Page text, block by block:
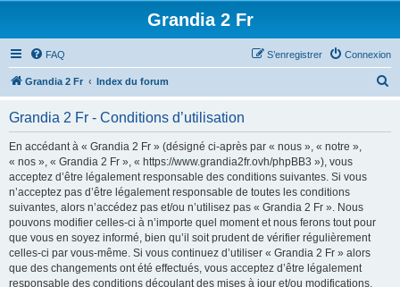
Grandia 2 Fr
FAQ Connexion
S’enregistrer
Grandia 2 Fr Index du forum
Grandia 2 Fr - Conditions d’utilisation
En accédant à « Grandia 2 Fr » (désigné ci-après par « nous », « notre »,
« nos », « Grandia 2 Fr », « https://www.grandia2fr.ovh/phpBB3 »), vous
acceptez d’être légalement responsable des conditions suivantes. Si vous
n’acceptez pas d’être légalement responsable de toutes les conditions
suivantes, alors n’accédez pas et/ou n’utilisez pas « Grandia 2 Fr ». Nous
pouvons modifier celles-ci à n’importe quel moment et nous ferons tout pour
que vous en soyez informé, bien qu’il soit prudent de vérifier régulièrement
celles-ci par vous-même. Si vous continuez d’utiliser « Grandia 2 Fr » alors
que des changements ont été effectués, vous acceptez d’être légalement
responsable des conditions découlant des mises à jour et/ou modifications.